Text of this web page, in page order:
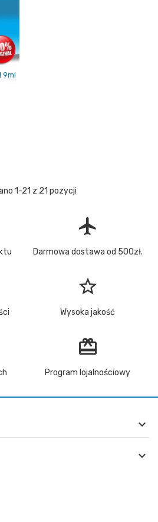
9ml
1-21 z 21 pozycji
flight
Darmowa dostawa od 500zł.
star_border
Wysoka jakość
redeem
Program lojalnościowy

